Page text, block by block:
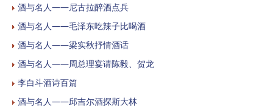
酒与名人——尼古拉醉酒点兵
酒与名人——毛泽东吃辣子比喝酒
酒与名人——梁实秋抒情酒话
酒与名人——周总理宴请陈毅、贺龙
李白斗酒诗百篇
酒与名人——邱吉尔酒探斯大林